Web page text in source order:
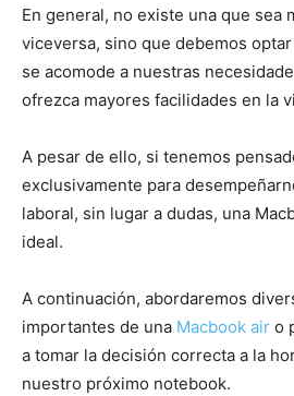
En general, no existe una que sea
viceversa, sino que debemos
se acomode a nuestras
ofrezca mayores facilidades en la
A pesar de ello, si tenemos
exclusivamente para
laboral, sin lugar a dudas, una
ideal.
A continuación, abordaremos
importantes de una Macbook air o
a tomar la decisión correcta a la
nuestro próximo notebook.